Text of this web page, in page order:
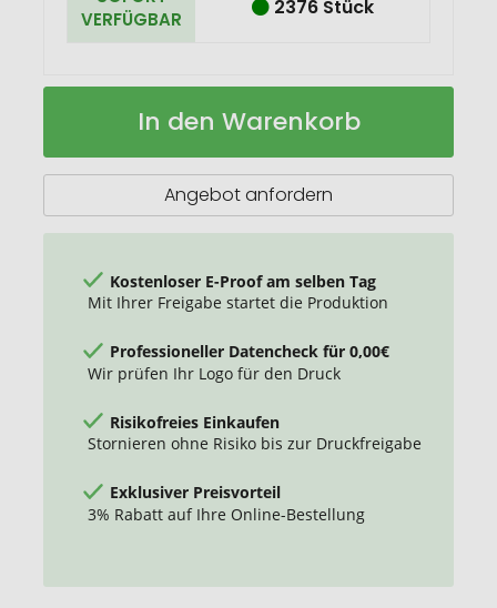
VERFÜGBAR
2376 Stück
Oregon
RSC-
recyceltem
Karabinerhaken
Auf
In den Warenkorb
Angebot anfordern
Kostenloser E-Proof am selben Tag
Mit Ihrer Freigabe startet die Produktion
Professioneller Datencheck für 0,00€
Wir prüfen Ihr Logo für den Druck
Risikofreies Einkaufen
Stornieren ohne Risiko bis zur Druckfreigabe
Exklusiver Preisvorteil
3% Rabatt auf Ihre Online-Bestellung